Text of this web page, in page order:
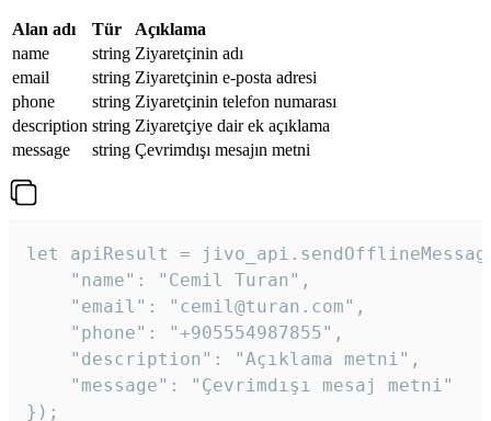
Alan adı Tür
Açıklama
name
string Ziyaretçinin adı
email
string Ziyaretçinin e-posta adresi
phone
string Ziyaretçinin telefon numarası
description string Ziyaretçiye dair ek açıklama
message
string Çevrimdışı mesajın metni
let apiResult =
    "name": "Cemil Turan",
    "email": "cemil@turan.com",
    "phone": "+905554987855",
    "description": "Açıklama metni",
    "message": "Çevrimdışı mesaj metni"
});